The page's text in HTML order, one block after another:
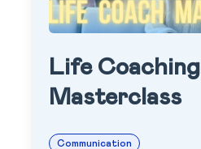
Life Coaching
Masterclass
Communication